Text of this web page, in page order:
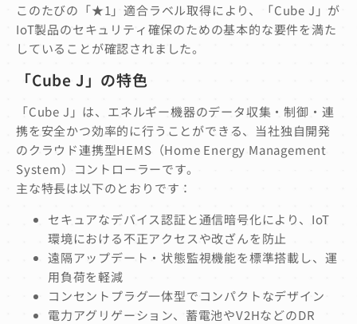
このたびの「★1」適合ラベル取得により、「Cube J」が
IoT製品のセキュリティ確保のための基本的な要件を満た
していることが確認されました。
「Cube J」の特色
「Cube J」は、エネルギー機器のデータ収集・制御・連
携を安全かつ効率的に行うことができる、当社独自開発
のクラウド連携型HEMS（Home Energy Management
System）コントローラーです。
主な特長は以下のとおりです：
セキュアなデバイス認証と通信暗号化により、IoT
環境における不正アクセスや改ざんを防止
遠隔アップデート・状態監視機能を標準搭載し、運
用負荷を軽減
コンセントプラグ一体型でコンパクトなデザイン
電力アグリゲーション、蓄電池やV2HなどのDR